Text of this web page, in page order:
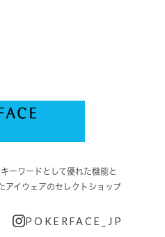
ーワードとして優れた機能と
アイウェアのセレクトショップ
POKERFACE_JP